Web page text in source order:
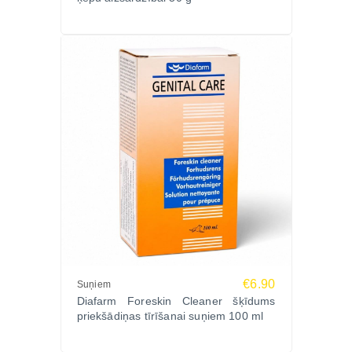
Pastaigām pa akmeņainu, grantētu vai raupju
Ķepu spilventiņu kopšanai un mitrināšanai.
Profilaktiskai ķepu aizsardzībai ikdienā.
Diafarm, Dānija – uzticams veterināro un dzīvnieku
kopšanas līdzekļu ražotājs, kas izstrādā drošus un
efektīvus produktus mājdzīvnieku labsajūtai.
Ko saka saimnieki?
"Ķepas kļuva mīkstākas un mazāk plaisāja ziemā."
"Labs profilaktisks līdzeklis aktīviem suņiem."
Biežāk uzdotie jautājumi (FAQ)
Vai sprejs ir piemērots suņiem un kaķiem?
Suņiem €6.90
Diafarm Foreskin Cleaner šķīdums
priekšādiņas tīrīšanai suņiem 100 ml